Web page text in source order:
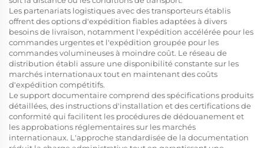
Les partenariats logistiques avec des transporteurs établis
offrent des options d'expédition fiables adaptées à divers
besoins de livraison, notamment l'expédition accélérée pour les
commandes urgentes et l'expédition groupée pour les
commandes volumineuses à moindre coût. Le réseau de
distribution établi assure une disponibilité constante sur les
marchés internationaux tout en maintenant des coûts
d'expédition compétitifs.
Le support documentaire comprend des spécifications produits
détaillées, des instructions d'installation et des certifications de
conformité qui facilitent les procédures de dédouanement et
les approbations réglementaires sur les marchés
internationaux. L'approche standardisée de la documentation